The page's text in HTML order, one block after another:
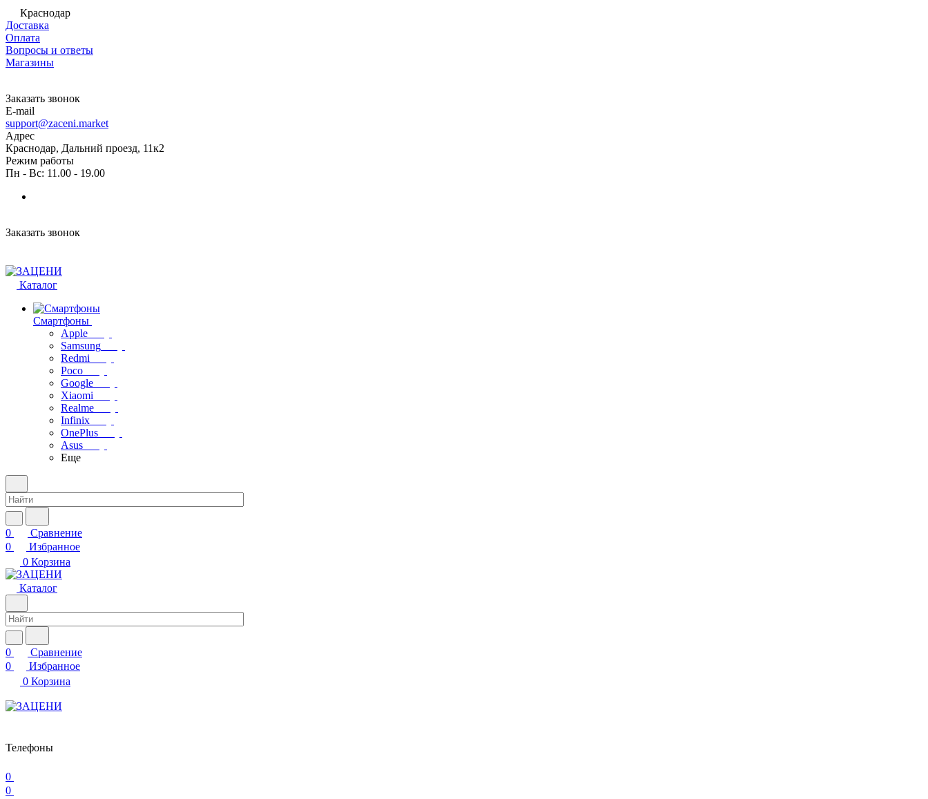
Краснодар
Доставка
Оплата
Вопросы и ответы
Магазины
Заказать звонок
E-mail
support@zaceni.market
Адрес
Краснодар, Дальний проезд, 11к2
Режим работы
Пн - Вс: 11.00 - 19.00
Заказать звонок
Каталог
Смартфоны
Apple
Samsung
Redmi
Poco
Google
Xiaomi
Realme
Infinix
OnePlus
Asus
Еще
0
Сравнение
0
Избранное
0 Корзина
Каталог
0
Сравнение
0
Избранное
0 Корзина
Телефоны
0
0